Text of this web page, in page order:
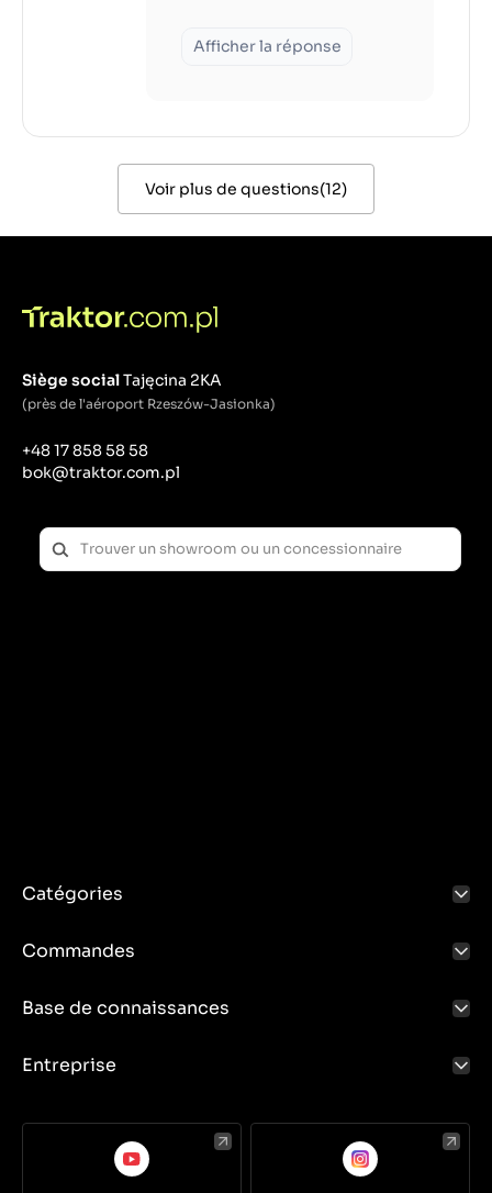
Afficher la réponse
Voir plus de questions(12)
Siège socialTajęcina 2KA
(près de l'aéroport Rzeszów-Jasionka)
+48 17 858 58 58
bok@traktor.com.pl
Catégories
Commandes
Base de connaissances
Entreprise